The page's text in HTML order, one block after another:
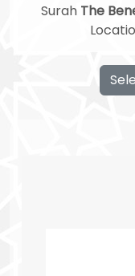
Surah The